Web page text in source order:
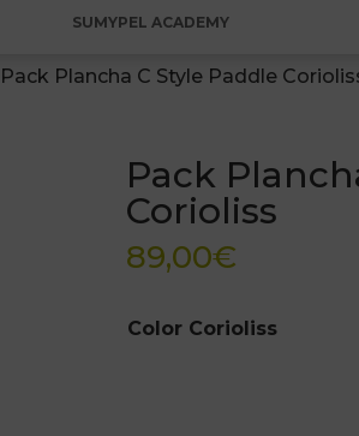
SUMYPEL ACADEMY
Pack Plancha C Style Paddle
Pack
Corioliss
89,00€
Color Corioliss